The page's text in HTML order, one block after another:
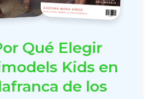
Qué Elegir
Kids en
de los